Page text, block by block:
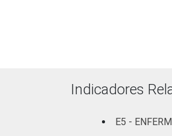
Fonte: CGI.br/
Indicadores
E5 -